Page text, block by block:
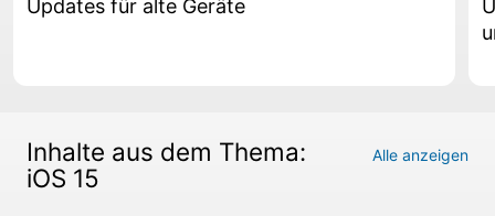
Updates für alte Geräte
Inhalte aus dem Thema:
iOS 15
Alle anzeigen